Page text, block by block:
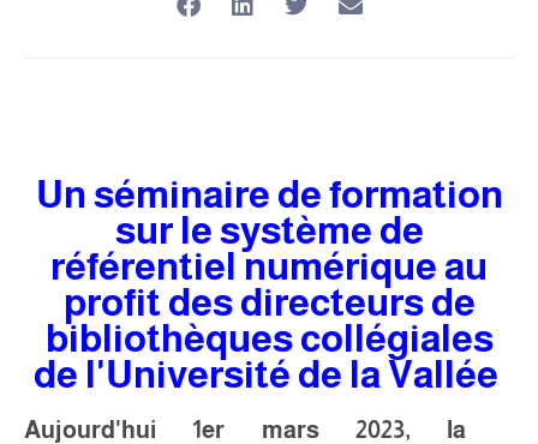
Un séminaire de formation
sur le système de
référentiel numérique au
profit des directeurs de
bibliothèques collégiales
de l'Université de la Vallée
Aujourd'hui 1er mars 2023, la